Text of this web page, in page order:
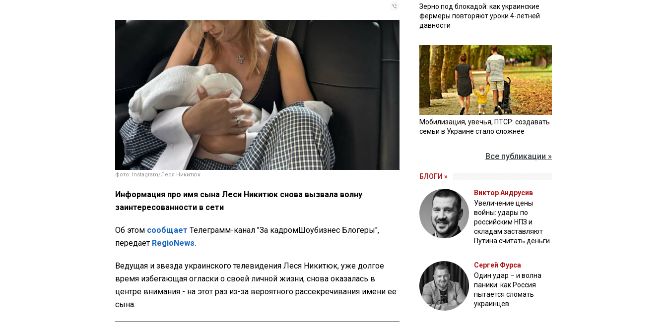
фото: Instagram/Леся Никитюк
Информация про имя сына Леси Никитюк снова вызвала волну
заинтересованности в сети
Об этом сообщает Телеграмм-канал "За кадромШоубизнес Блогеры",
передает RegioNews.
Ведущая и звезда украинского телевидения Леся Никитюк, уже долгое
время избегающая огласки о своей личной жизни, снова оказалась в
центре внимания - на этот раз из-за вероятного рассекречивания имени ее
сына.
Зерно под блокадой: как украинские
фермеры повторяют уроки 4-летней
давности
Мобилизация, увечья, ПТСР: создавать
семьи в Украине стало сложнее
Все публикации »
БЛОГИ »
Виктор Андрусив
Увеличение цены
войны: удары по
российским НПЗ и
складам заставляют
Путина считать деньги
Сергей Фурса
Один удар – и волна
паники: как Россия
пытается сломать
украинцев